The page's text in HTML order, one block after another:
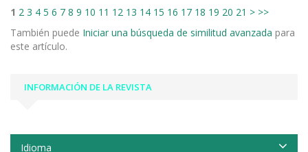
1 2 3 4 5 6 7 8 9 10 11 12 13 14 15 16 17 18 19 20 21 > >>
También puede Iniciar una búsqueda de similitud avanzada para
este artículo.
INFORMACIÓN DE LA REVISTA
Idioma